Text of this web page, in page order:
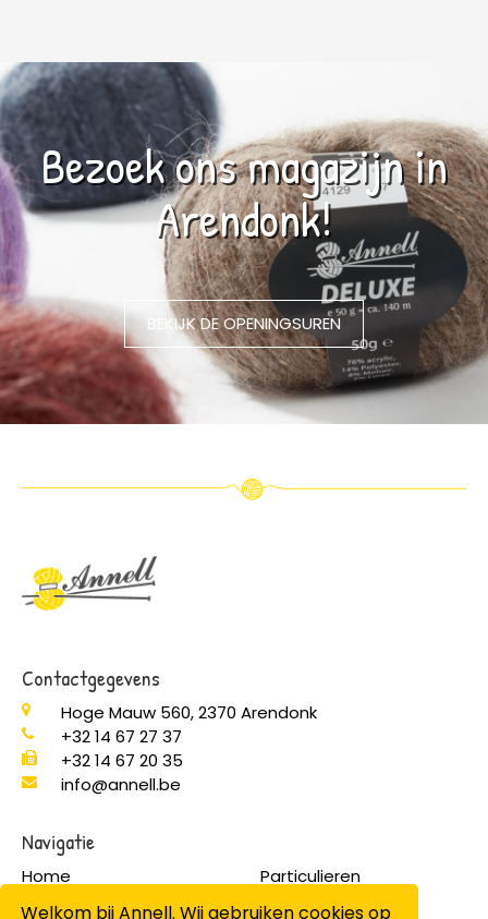
Welkom bij Annell. Wij gebruiken cookies op
Bezoek ons magazijn in
Arendonk!
BEKIJK DE OPENINGSUREN
Contactgegevens
Hoge Mauw 560, 2370 Arendonk
+32 14 67 27 37
+32 14 67 20 35
info@annell.be
Navigatie
Home
Particulieren